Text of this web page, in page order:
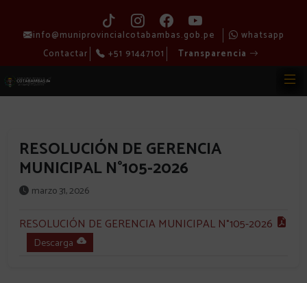
info@muniprovincialcotabambas.gob.pe
whatsapp
Contactar
+51 91447101 Transparencia
RESOLUCIÓN DE GERENCIA
MUNICIPAL N°105-2026
marzo 31, 2026
RESOLUCIÓN DE GERENCIA MUNICIPAL N°105-2026
Descarga